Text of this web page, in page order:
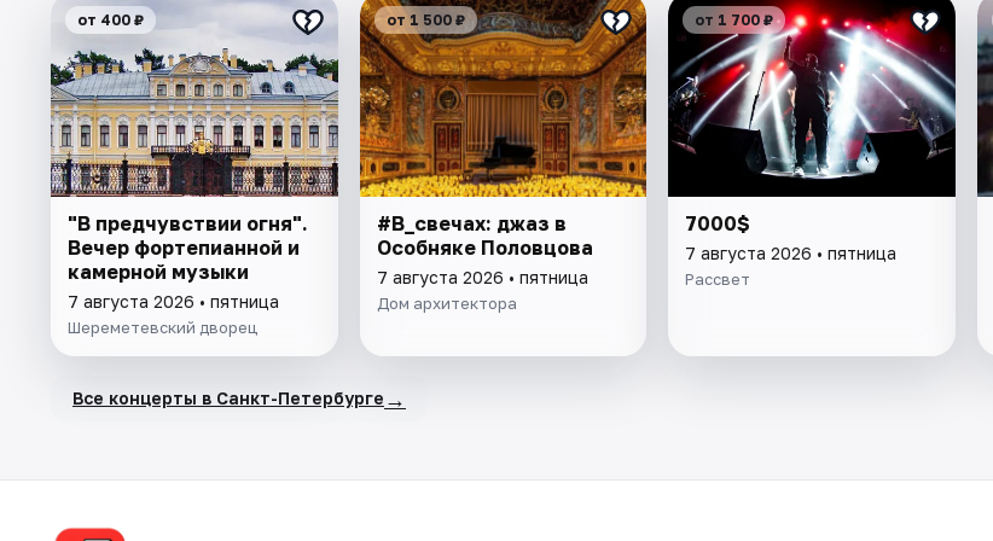
от 400 ₽
"В предчувствии огня".
Вечер фортепианной и
камерной музыки
7 августа 2026 • пятница
Шереметевский дворец
от 1 500 ₽
#В_свечах: джаз в
Особняке Половцова
7 августа 2026 • пятница
Дом архитектора
от 1 700 ₽
7000$
7 августа 2026 • пятница
Рассвет
Все концерты в Санкт-Петербурге →